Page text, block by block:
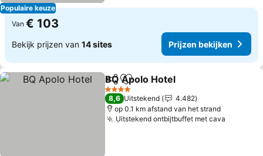
Populaire keuze
Van € 103
Bekijk prijzen van 14 sites Prijzen bekijken
DelenToevoegen aan favorieten
BQ Apolo Hotel
4 Sterren
8,6 Uitstekend
4.482
op 0.1 km afstand van het strand
Uitstekend ontbijtbuffet met cava